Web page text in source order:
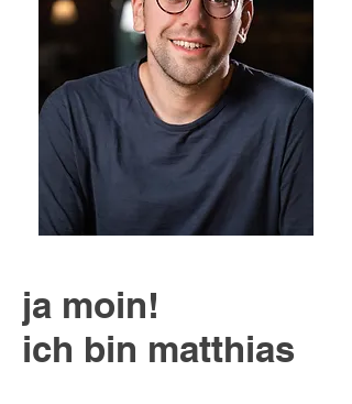
ja moin!
ich bin matthias